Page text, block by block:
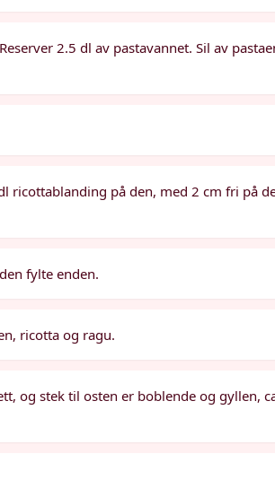
2.5 dl av pastavannet. Sil av
ricottablanding på den, med 2 cm fri på
fylte enden.
ricotta og ragu.
og stek til osten er boblende og gyllen,